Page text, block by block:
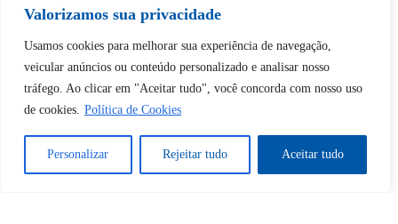
Valorizamos sua privacidade
Usamos cookies para melhorar sua experiência de navegação,
veicular anúncios ou conteúdo personalizado e analisar nosso
tráfego. Ao clicar em "Aceitar tudo", você concorda com nosso uso
de cookies. Política de Cookies
Personalizar Rejeitar tudo Aceitar tudo
Desbloquear esquerda : 0
Sim Não